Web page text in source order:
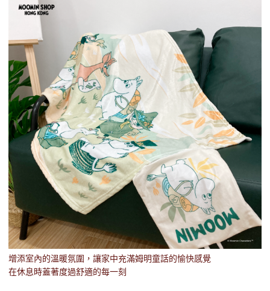
增添室內的溫暖氛圍，讓家中充滿姆明童話的愉快感覺
在休息時蓋著度過舒適的每一刻